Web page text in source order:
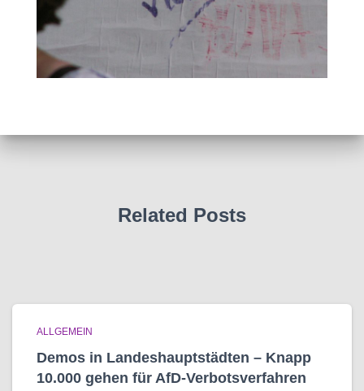
Related Posts
ALLGEMEIN
Demos in Landeshauptstädten – Knapp
10.000 gehen für AfD-Verbotsverfahren